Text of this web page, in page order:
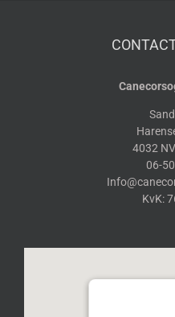
4032
06-
KvK: